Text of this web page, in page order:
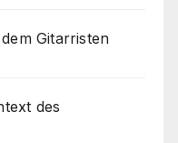
Gitarristen
des